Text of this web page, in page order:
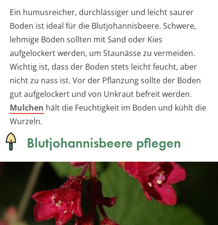
Ein humusreicher, durchlässiger und leicht saurer
Boden ist ideal für die Blutjohannisbeere. Schwere,
lehmige Böden sollten mit Sand oder Kies
aufgelockert werden, um Staunässe zu vermeiden.
Wichtig ist, dass der Boden stets leicht feucht, aber
nicht zu nass ist. Vor der Pflanzung sollte der Boden
gut aufgelockert und von Unkraut befreit werden.
Mulchen hält die Feuchtigkeit im Boden und kühlt die
Wurzeln.
Blutjohannisbeere pflegen